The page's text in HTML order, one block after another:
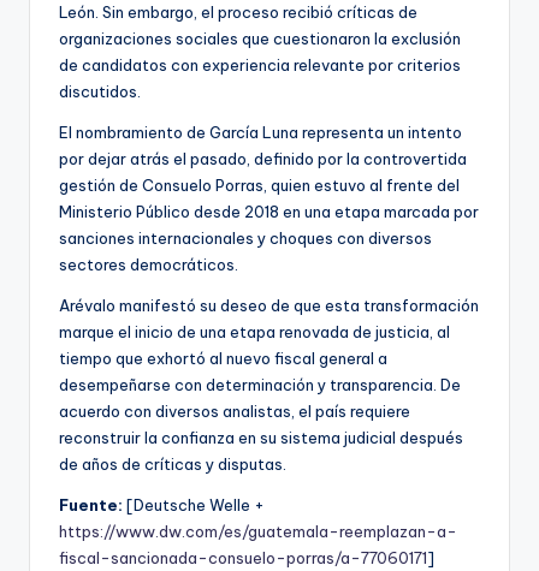
León. Sin embargo, el proceso recibió críticas de
organizaciones sociales que cuestionaron la exclusión
de candidatos con experiencia relevante por criterios
discutidos.
El nombramiento de García Luna representa un intento
por dejar atrás el pasado, definido por la controvertida
gestión de Consuelo Porras, quien estuvo al frente del
Ministerio Público desde 2018 en una etapa marcada por
sanciones internacionales y choques con diversos
sectores democráticos.
Arévalo manifestó su deseo de que esta transformación
marque el inicio de una etapa renovada de justicia, al
tiempo que exhortó al nuevo fiscal general a
desempeñarse con determinación y transparencia. De
acuerdo con diversos analistas, el país requiere
reconstruir la confianza en su sistema judicial después
de años de críticas y disputas.
Fuente: [Deutsche Welle +
https://www.dw.com/es/guatemala-reemplazan-a-
fiscal-sancionada-consuelo-porras/a-77060171]